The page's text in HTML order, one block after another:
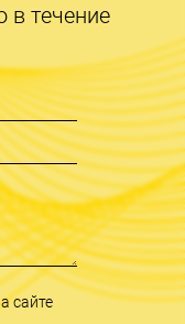
в течение
сайте